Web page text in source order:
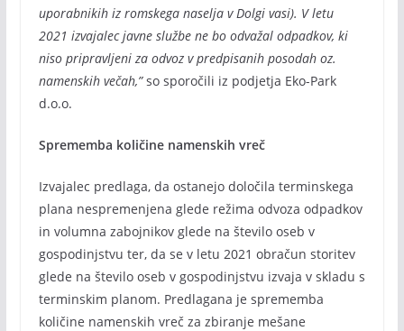
uporabnikih iz romskega naselja v Dolgi vasi). V letu
2021 izvajalec javne službe ne bo odvažal odpadkov, ki
niso pripravljeni za odvoz v predpisanih posodah oz.
namenskih večah,”so sporočili iz podjetja Eko-Park
d.o.o.
Sprememba količine namenskih vreč
Izvajalec predlaga, da ostanejo določila terminskega
plana nespremenjena glede režima odvoza odpadkov
in volumna zabojnikov glede na število oseb v
gospodinjstvu ter, da se v letu 2021 obračun storitev
glede na število oseb v gospodinjstvu izvaja v skladu s
terminskim planom. Predlagana je sprememba
količine namenskih vreč za zbiranje mešane